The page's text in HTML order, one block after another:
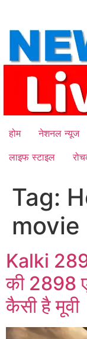
content
होम नेशनल न्यूज
लाइफ स्टाइल
Tag:
movie
Kalki
की 2898
कैसी है मूवी